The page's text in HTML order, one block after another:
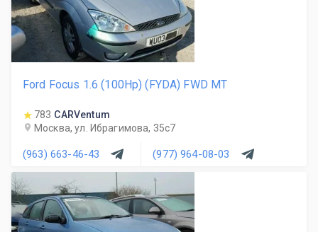
Ford Focus 1.6 (100Hp) (FYDA) FWD MT
783 CARVentum
Москва, ул. Ибрагимова, 35с7
(963) 663-46-43 (977) 964-08-03